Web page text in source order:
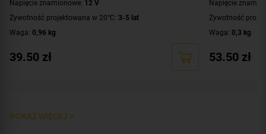
Napięcie znamionowe: 12 V
Żywotność projektowana w 20°C: 3-5 lat
Waga: 0,96 kg
39.50 zł
Napięcie
Żywotność
Waga: 0,3 kg
53.50 zł
POKAŻ WIĘCEJ >